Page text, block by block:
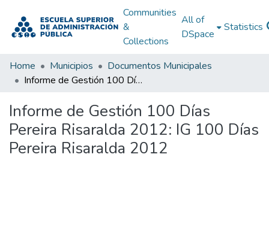
Communities
&
Collections
All of
DSpace
Statistics
Home Municipios
Documentos Municipales
Informe de Gestión 100 Días Pereira Risaralda 2012: IG 100 Días Pereira Risaralda 2012
Informe de Gestión 100 Días
Pereira Risaralda 2012: IG 100 Días
Pereira Risaralda 2012